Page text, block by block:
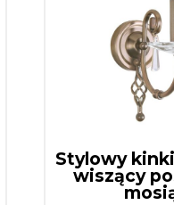
Stylowy
wiszący